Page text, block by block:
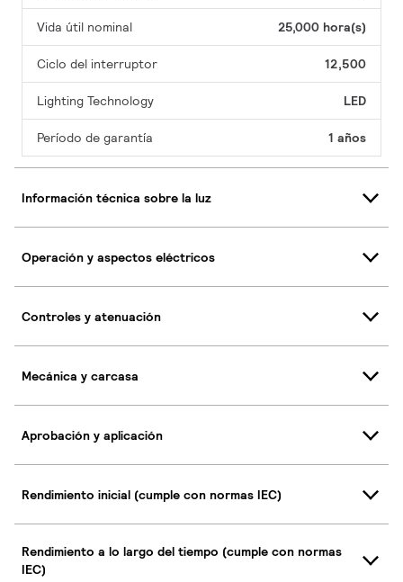
Vida útil nominal 25,000 hora(s)
Ciclo del interruptor 12,500
Lighting Technology LED
Período de garantía 1 años
Información técnica sobre la luz
Operación y aspectos eléctricos
Controles y atenuación
Mecánica y carcasa
Aprobación y aplicación
Rendimiento inicial (cumple con normas IEC)
Rendimiento a lo largo del tiempo (cumple con normas
IEC)